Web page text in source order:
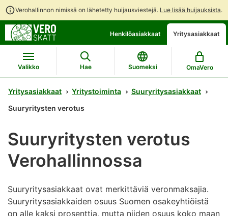
Verohallinnon nimissä on lähetetty huijausviestejä. Lue lisää huijauksista.
suoraan
sisältöön
koko
sivuston
hakuun
Henkilöasiakkaat Yritysasiakkaat
Valikko Hae Suomeksi OmaVero
Yritysasiakkaat Yritystoiminta
Suuryritysasiakkaat
Suuryritysten verotus
Suuryritysten verotus
Verohallinnossa
Suuryritysasiakkaat ovat merkittäviä veronmaksajia.
Suuryritysasiakkaiden osuus Suomen osakeyhtiöistä
on alle kaksi prosenttia, mutta niiden osuus koko maan